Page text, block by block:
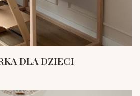
DLA DZIECI